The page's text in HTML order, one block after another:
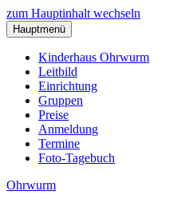
zum Hauptinhalt wechseln
Hauptmenü
Kinderhaus Ohrwurm
Leitbild
Einrichtung
Gruppen
Preise
Anmeldung
Termine
Foto-Tagebuch
Ohrwurm